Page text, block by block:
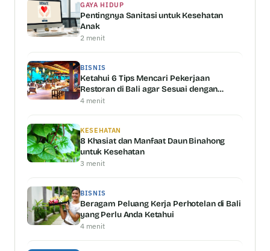
GAYA HIDUP
Pentingnya Sanitasi untuk Kesehatan
Anak
2 menit
BISNIS
Ketahui 6 Tips Mencari Pekerjaan
Restoran di Bali agar Sesuai dengan
Kemampuan Anda
4 menit
KESEHATAN
8 Khasiat dan Manfaat Daun Binahong
untuk Kesehatan
3 menit
BISNIS
Beragam Peluang Kerja Perhotelan di Bali
yang Perlu Anda Ketahui
4 menit